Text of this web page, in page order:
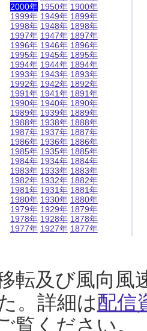
2000年
1999年
1998年
1997年
1996年
1995年
1994年
1993年
1992年
1991年
1990年
1989年
1988年
1987年
1986年
1985年
1984年
1983年
1982年
1981年
1980年
1979年
1978年
1977年
1950年
1949年
1948年
1947年
1946年
1945年
1944年
1943年
1942年
1941年
1940年
1939年
1938年
1937年
1936年
1935年
1934年
1933年
1932年
1931年
1930年
1929年
1928年
1927年
1900年
1899年
1898年
1897年
1896年
1895年
1894年
1893年
1892年
1891年
1890年
1889年
1888年
1887年
1886年
1885年
1884年
1883年
1882年
1881年
1880年
1879年
1878年
1877年
転及び風向風
。詳細は配信
覧ください。